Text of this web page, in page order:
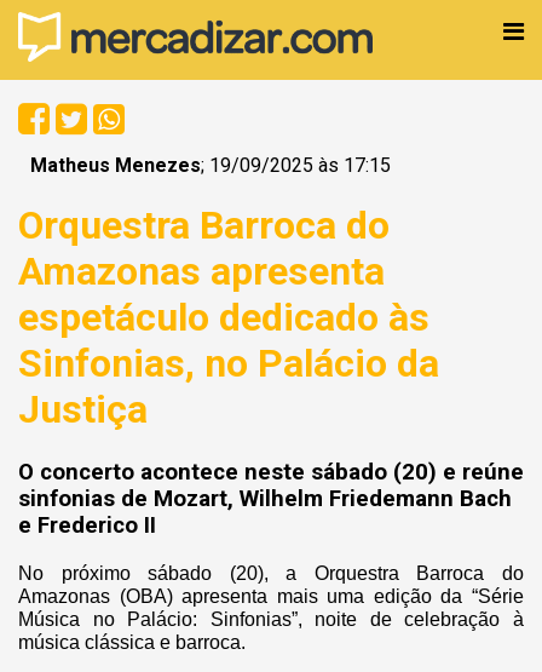
Matheus Menezes; 19/09/2025 às 17:15
Orquestra Barroca do
Amazonas apresenta
espetáculo dedicado às
Sinfonias, no Palácio da
Justiça
O concerto acontece neste sábado (20) e reúne
sinfonias de Mozart, Wilhelm Friedemann Bach
e Frederico II
No próximo sábado (20), a Orquestra Barroca do
Amazonas (OBA) apresenta mais uma edição da “Série
Música no Palácio: Sinfonias”, noite de celebração à
música clássica e barroca.